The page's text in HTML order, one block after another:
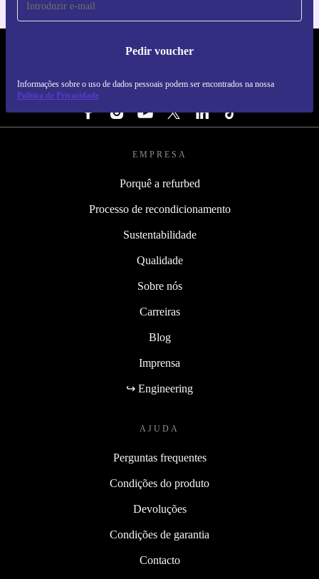
Pedir voucher
Informações sobre o uso de dados pessoais podem ser encontrados na nossa
Política de Privacidade
REFURBED PORTUGAL - RETHINK NEW.
SEGUE-NOS
EMPRESA
Porquê a refurbed
Processo de recondicionamento
Sustentabilidade
Qualidade
Sobre nós
Carreiras
Blog
Imprensa
↪ Engineering
AJUDA
Perguntas frequentes
Condições do produto
Devoluções
Condições de garantia
Contacto